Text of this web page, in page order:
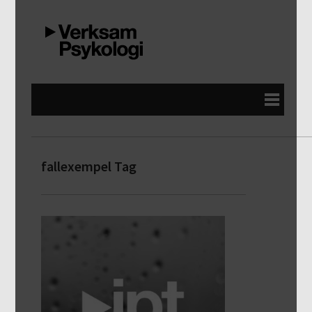
fallexempel Tag